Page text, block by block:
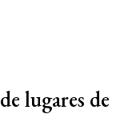
lugares de